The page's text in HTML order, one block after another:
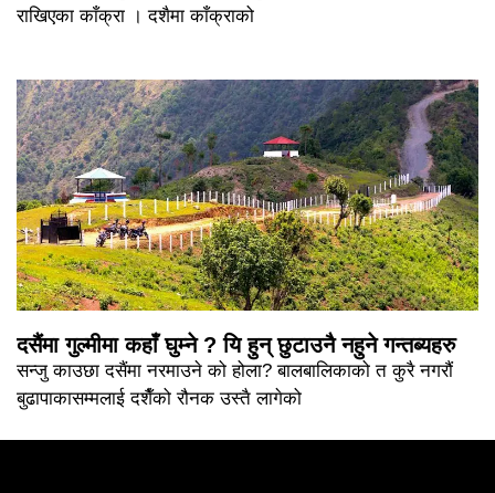
राखिएका काँक्रा । दशैमा काँक्राको
दसैंमा गुल्मीमा कहाँ घुम्ने ? यि हुन् छुटाउनै नहुने गन्तब्यहरु
सन्जु काउछा दसैंमा नरमाउने को होला? बालबालिकाको त कुरै नगरौं
बुढापाकासम्मलाई दशैँको रौनक उस्तै लागेको